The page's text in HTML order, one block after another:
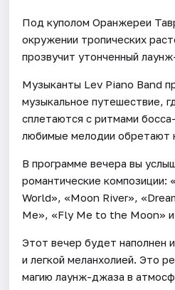
Под куполом Оранжереи
окружении тропических
прозвучит утонченный
Музыканты Lev Piano Band
музыкальное путешествие,
сплетаются с ритмами
любимые мелодии обретают
В программе вечера вы
романтические композиции:
World», «Moon River»,
Me», «Fly Me to the Moon» и
Этот вечер будет наполнен
и легкой меланхолией. Это
магию лаунж-джаза в